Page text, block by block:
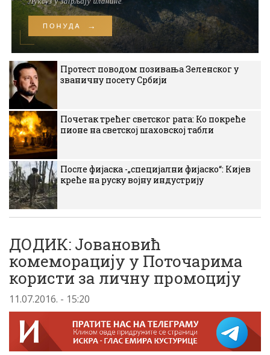
Протест поводом позивања Зеленског у
званичну посету Србији
Почетак трећег светског рата: Ко покреће
пионе на светској шаховској табли
После фијаска -„специјални фијаско“: Кијев
креће на руску војну индустрију
ДОДИК: Јовановић
комеморацију у Поточарима
користи за личну промоцију
11.07.2016. - 15:20